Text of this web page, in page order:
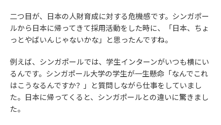
二つ目が、日本の人財育成に対する危機感です。シンガポー
ルから日本に帰ってきて採用活動をした時に、「日本、ちょ
っとやばいんじゃないかな」と思ったんですね。
例えば、シンガポールでは、学生インターンがいつも横にい
るんです。シンガポール大学の学生が一生懸命「なんでこれ
はこうなるんですか？」と質問しながら仕事をしていまし
た。日本に帰ってくると、シンガポールとの違いに驚きまし
た。